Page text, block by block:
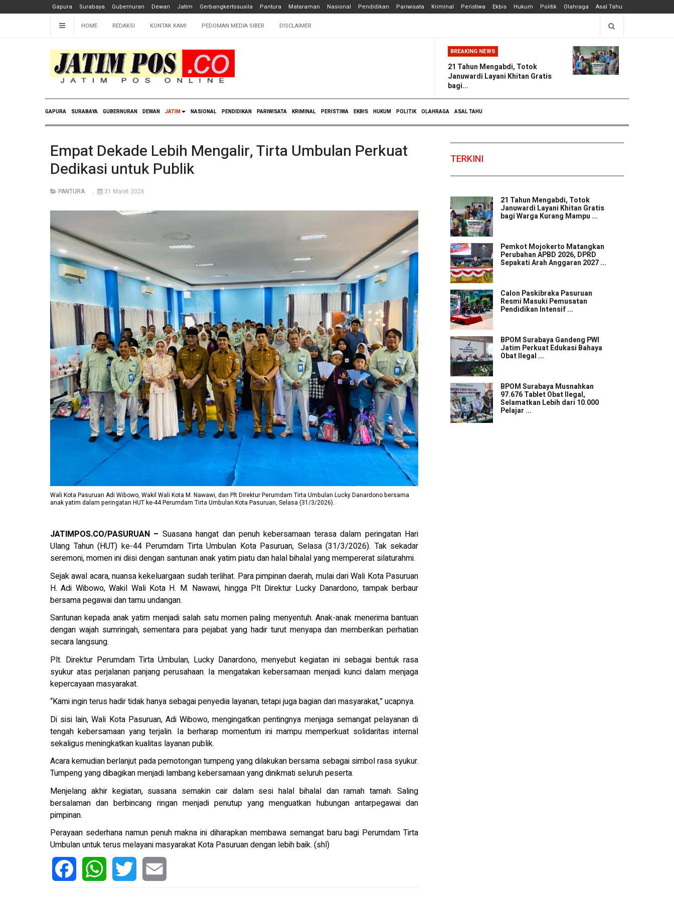
Gapura Surabaya Gubernuran Dewan Jatim Gerbangkertosusila Pantura Mataraman Nasional Pendidikan Pariwisata Kriminal Peristiwa Ekbis Hukum Politik Olahraga Asal Tahu
HOME REDAKSI KONTAK KAMI PEDOMAN MEDIA SIBER DISCLAIMER
BREAKING NEWS
21 Tahun Mengabdi, Totok
Januwardi Layani Khitan Gratis
bagi...
GAPURA SURABAYA GUBERNURAN DEWAN JATIM NASIONAL PENDIDIKAN PARIWISATA KRIMINAL PERISTIWA EKBIS HUKUM POLITIK OLAHRAGA ASAL TAHU
Empat Dekade Lebih Mengalir, Tirta Umbulan Perkuat
Dedikasi untuk Publik
PANTURA 31 Maret 2026
Wali Kota Pasuruan Adi Wibowo, Wakil Wali Kota M. Nawawi, dan Plt Direktur Perumdam Tirta Umbulan Lucky Danardono bersama
anak yatim dalam peringatan HUT ke-44 Perumdam Tirta Umbulan Kota Pasuruan, Selasa (31/3/2026).
JATIMPOS.CO/PASURUAN – Suasana hangat dan penuh kebersamaan terasa dalam peringatan Hari
Ulang Tahun (HUT) ke-44 Perumdam Tirta Umbulan Kota Pasuruan, Selasa (31/3/2026). Tak sekadar
seremoni, momen ini diisi dengan santunan anak yatim piatu dan halal bihalal yang mempererat silaturahmi.
Sejak awal acara, nuansa kekeluargaan sudah terlihat. Para pimpinan daerah, mulai dari Wali Kota Pasuruan
H. Adi Wibowo, Wakil Wali Kota H. M. Nawawi, hingga Plt Direktur Lucky Danardono, tampak berbaur
bersama pegawai dan tamu undangan.
Santunan kepada anak yatim menjadi salah satu momen paling menyentuh. Anak-anak menerima bantuan
dengan wajah sumringah, sementara para pejabat yang hadir turut menyapa dan memberikan perhatian
secara langsung.
Plt. Direktur Perumdam Tirta Umbulan, Lucky Danardono, menyebut kegiatan ini sebagai bentuk rasa
syukur atas perjalanan panjang perusahaan. Ia mengatakan kebersamaan menjadi kunci dalam menjaga
kepercayaan masyarakat.
“Kami ingin terus hadir tidak hanya sebagai penyedia layanan, tetapi juga bagian dari masyarakat,” ucapnya.
Di sisi lain, Wali Kota Pasuruan, Adi Wibowo, mengingatkan pentingnya menjaga semangat pelayanan di
tengah kebersamaan yang terjalin. Ia berharap momentum ini mampu memperkuat solidaritas internal
sekaligus meningkatkan kualitas layanan publik.
Acara kemudian berlanjut pada pemotongan tumpeng yang dilakukan bersama sebagai simbol rasa syukur.
Tumpeng yang dibagikan menjadi lambang kebersamaan yang dinikmati seluruh peserta.
Menjelang akhir kegiatan, suasana semakin cair dalam sesi halal bihalal dan ramah tamah. Saling
bersalaman dan berbincang ringan menjadi penutup yang menguatkan hubungan antarpegawai dan
pimpinan.
Perayaan sederhana namun penuh makna ini diharapkan membawa semangat baru bagi Perumdam Tirta
Umbulan untuk terus melayani masyarakat Kota Pasuruan dengan lebih baik. (shl)
TERKINI
21 Tahun Mengabdi, Totok
Januwardi Layani Khitan Gratis
bagi Warga Kurang Mampu ...
Pemkot Mojokerto Matangkan
Perubahan APBD 2026, DPRD
Sepakati Arah Anggaran 2027 ...
Calon Paskibraka Pasuruan
Resmi Masuki Pemusatan
Pendidikan Intensif ...
BPOM Surabaya Gandeng PWI
Jatim Perkuat Edukasi Bahaya
Obat Ilegal ...
BPOM Surabaya Musnahkan
97.676 Tablet Obat Ilegal,
Selamatkan Lebih dari 10.000
Pelajar ...